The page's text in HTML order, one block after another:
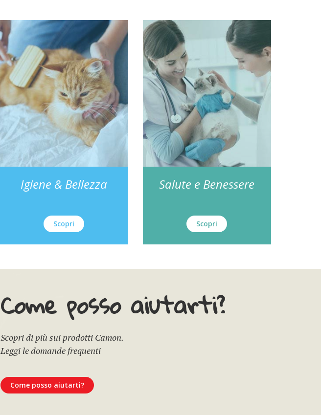
Igiene & Bellezza
Scopri
Salute e Benessere
Scopri
Come posso aiutarti?
Scopri di più sui prodotti Camon.
Leggi le domande frequenti
Come posso aiutarti?